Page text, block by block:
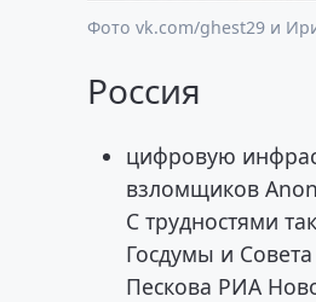
Фото vk.com/ghest29 и
Россия
цифровую
взломщиков
С трудностями
Госдумы и
Пескова РИА